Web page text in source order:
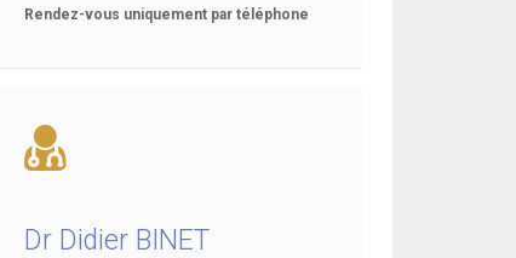
Rendez-vous uniquement par téléphone
Dr Didier BINET